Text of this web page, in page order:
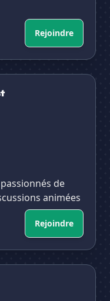
Rejoindre
de
animées
Rejoindre